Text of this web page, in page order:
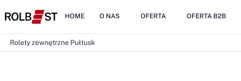
HOME O NAS OFERTA OFERTA B2B
Rolety zewnętrzne Pułtusk